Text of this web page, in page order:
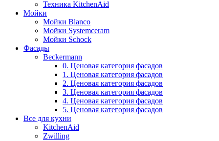
Техника KitchenAid
Мойки
Мойки Blanco
Мойки Systemceram
Мойки Schock
Фасады
Beckermann
0. Ценовая категория фасадов
1. Ценовая категория фасадов
2. Ценовая категория фасадов
3. Ценовая категория фасадов
4. Ценовая категория фасадов
5. Ценовая категория фасадов
Все для кухни
KitchenAid
Zwilling